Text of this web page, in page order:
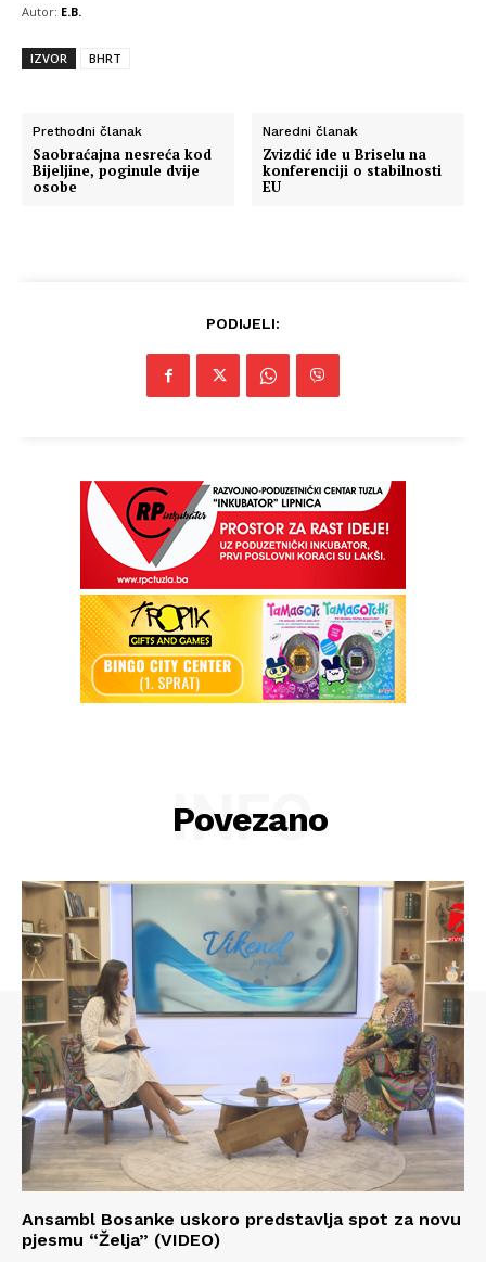
Autor: E.B.
IZVOR BHRT
Prethodni članak
Saobraćajna nesreća kod
Bijeljine, poginule dvije
osobe
Naredni članak
Zvizdić ide u Briselu na
konferenciji o stabilnosti
EU
PODIJELI:
Povezano
INFO
Ansambl Bosanke uskoro predstavlja spot za novu
pjesmu “Želja” (VIDEO)